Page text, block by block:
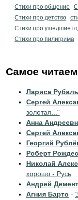
Стихи про общение
Стихи про детство
Стихи про ушедшие
Стихи про пилигрима
Самое
Лариса
Сергей
золотая..."
Анна
Сергей
Георгий
Роберт
Николай
хорошо - Русь
Андрей
Агния Барто -